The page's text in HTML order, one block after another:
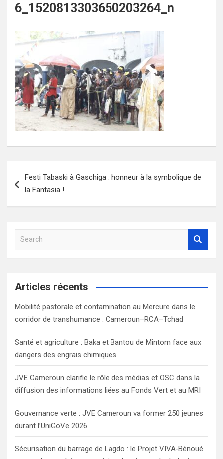
6_1520813303650203264_n
de
Festi Tabaski à Gaschiga : honneur à la symbolique de
la Fantasia !
a
c
Articles récents
Mobilité pastorale et contamination au Mercure dans le
corridor de transhumance : Cameroun–RCA–Tchad
Santé et agriculture : Baka et Bantou de Mintom face aux
dangers des engrais chimiques
JVE Cameroun clarifie le rôle des médias et OSC dans la
diffusion des informations liées au Fonds Vert et au MRI
Gouvernance verte : JVE Cameroun va former 250 jeunes
durant l’UniGoVe 2026
Sécurisation du barrage de Lagdo : le Projet VIVA‑Bénoué